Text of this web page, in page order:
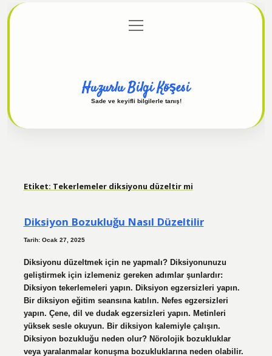
Gizlilik Politikası
menüyü
aç
Huzurlu Bilgi Köşesi
Sade ve keyifli bilgilerle tanış!
Etiket: Tekerlemeler diksiyonu düzeltir mi
Diksiyon Bozukluğu Nasıl Düzeltilir
Tarih: Ocak 27, 2025
Diksiyonu düzeltmek için ne yapmalı? Diksiyonunuzu
geliştirmek için izlemeniz gereken adımlar şunlardır:
Diksiyon tekerlemeleri yapın. Diksiyon egzersizleri yapın.
Bir diksiyon eğitim seansına katılın. Nefes egzersizleri
yapın. Çene, dil ve dudak egzersizleri yapın. Metinleri
yüksek sesle okuyun. Bir diksiyon kalemiyle çalışın.
Diksiyon bozukluğu neden olur? Nörolojik bozukluklar
veya yaralanmalar konuşma bozukluklarına neden olabilir.